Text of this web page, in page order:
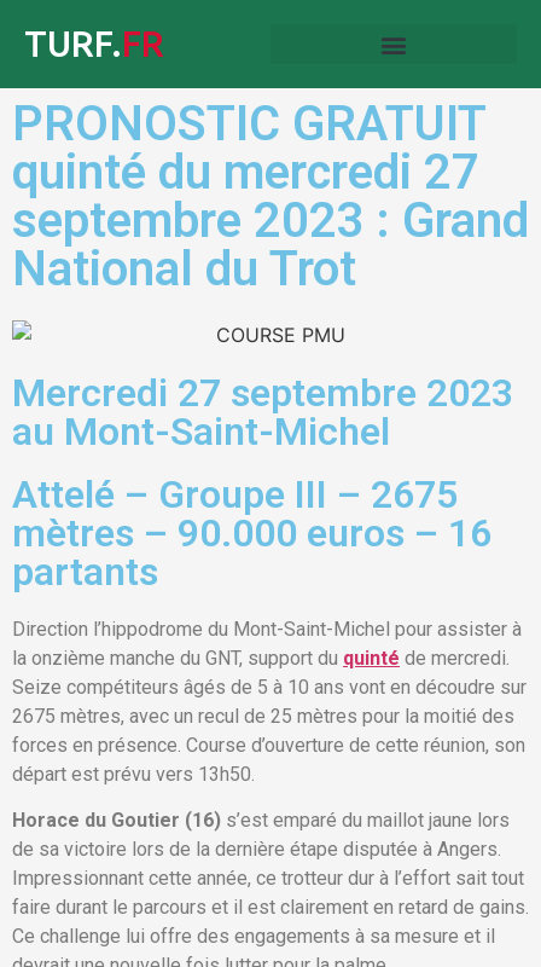
TURF.FR
PRONOSTIC GRATUIT
quinté du mercredi 27
septembre 2023 : Grand
National du Trot
Mercredi 27 septembre 2023
au Mont-Saint-Michel
Attelé – Groupe III – 2675
mètres – 90.000 euros – 16
partants
Direction l’hippodrome du Mont-Saint-Michel pour assister à
la onzième manche du GNT, support du quinté de mercredi.
Seize compétiteurs âgés de 5 à 10 ans vont en découdre sur
2675 mètres, avec un recul de 25 mètres pour la moitié des
forces en présence. Course d’ouverture de cette réunion, son
départ est prévu vers 13h50.
Horace du Goutier (16) s’est emparé du maillot jaune lors
de sa victoire lors de la dernière étape disputée à Angers.
Impressionnant cette année, ce trotteur dur à l’effort sait tout
faire durant le parcours et il est clairement en retard de gains.
Ce challenge lui offre des engagements à sa mesure et il